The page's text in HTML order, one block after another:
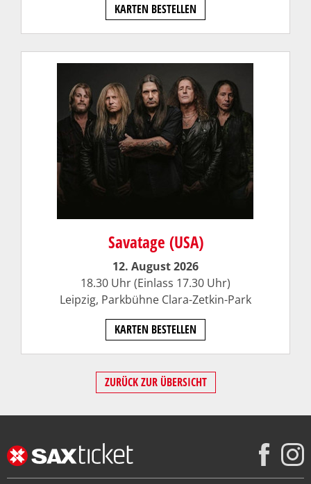
KARTEN BESTELLEN
Savatage (USA)
12. August 2026
18.30 Uhr (Einlass 17.30 Uhr)
Leipzig, Parkbühne Clara-Zetkin-Park
KARTEN BESTELLEN
ZURÜCK ZUR ÜBERSICHT